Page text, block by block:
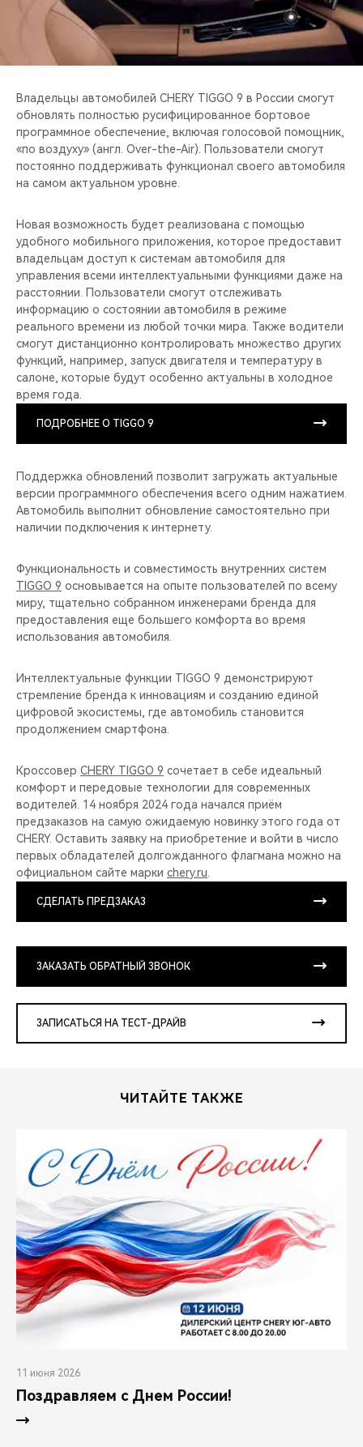
CHERY И СПОРТ
CHERY ДЛЯ ДЕТЕЙ
Владельцы автомобилей CHERY TIGGO 9 в России смогут
обновлять полностью русифицированное бортовое
программное обеспечение, включая голосовой помощник,
«по воздуху» (англ. Over-the-Air). Пользователи смогут
постоянно поддерживать функционал своего автомобиля
на самом актуальном уровне.
Новая возможность будет реализована с помощью
удобного мобильного приложения, которое предоставит
владельцам доступ к системам автомобиля для
управления всеми интеллектуальными функциями даже на
расстоянии. Пользователи смогут отслеживать
информацию о состоянии автомобиля в режиме
реального времени из любой точки мира. Также водители
смогут дистанционно контролировать множество других
функций, например, запуск двигателя и температуру в
салоне, которые будут особенно актуальны в холодное
время года.
ПОДРОБНЕЕ О TIGGO 9
Поддержка обновлений позволит загружать актуальные
версии программного обеспечения всего одним нажатием.
Автомобиль выполнит обновление самостоятельно при
наличии подключения к интернету.
Функциональность и совместимость внутренних систем
TIGGO 9 основывается на опыте пользователей по всему
миру, тщательно собранном инженерами бренда для
предоставления еще большего комфорта во время
использования автомобиля.
Интеллектуальные функции TIGGO 9 демонстрируют
стремление бренда к инновациям и созданию единой
цифровой экосистемы, где автомобиль становится
продолжением смартфона.
Кроссовер CHERY TIGGO 9 сочетает в себе идеальный
комфорт и передовые технологии для современных
водителей. 14 ноября 2024 года начался приём
предзаказов на самую ожидаемую новинку этого года от
CHERY. Оставить заявку на приобретение и войти в число
первых обладателей долгожданного флагмана можно на
официальном сайте марки chery.ru
СДЕЛАТЬ ПРЕДЗАКАЗ
ЗАКАЗАТЬ ОБРАТНЫЙ ЗВОНОК
ЗАПИСАТЬСЯ НА ТЕСТ-ДРАЙВ
ЧИТАЙТЕ ТАКЖЕ
11 июня 2026
Поздравляем с Днем России!